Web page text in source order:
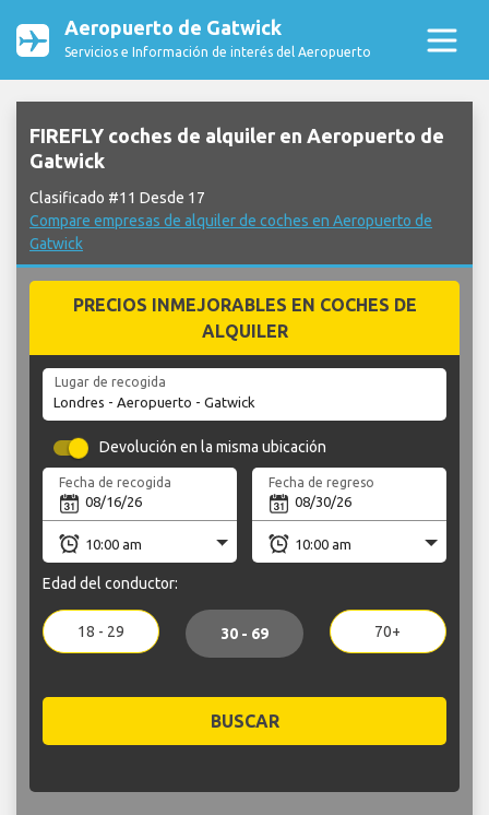
Aeropuerto de Gatwick
Servicios e Información de interés del Aeropuerto
FIREFLY coches de alquiler en Aeropuerto de
Gatwick
Clasificado #11 Desde 17
Compare empresas de alquiler de coches en Aeropuerto de
Gatwick
PRECIOS INMEJORABLES EN COCHES DE
ALQUILER
Lugar de recogida
Devolución en la misma ubicación
Fecha de recogida Fecha de regreso
Edad del conductor:
18 - 29 30 - 69 70+
BUSCAR